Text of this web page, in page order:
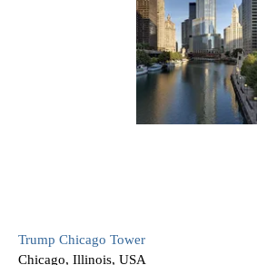
Trump Chicago Tower
Chicago, Illinois, USA